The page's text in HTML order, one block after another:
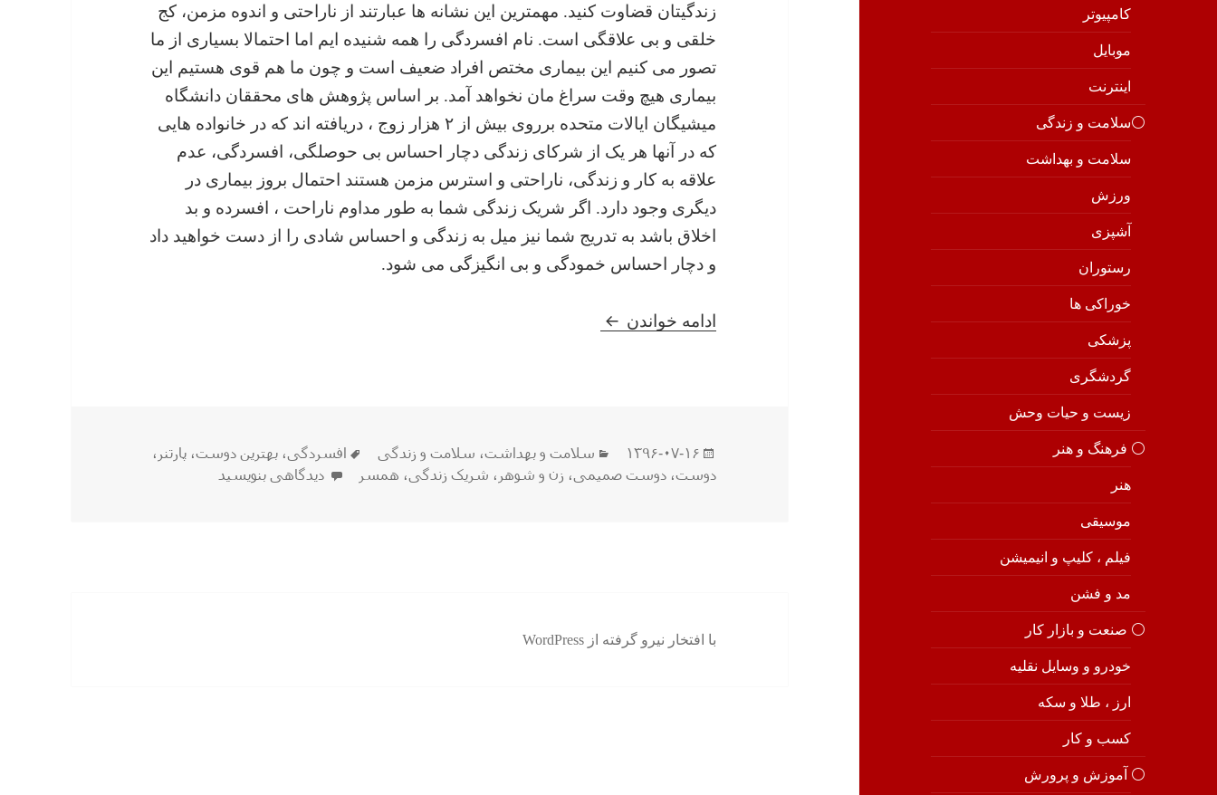
کامپیوتر
موبایل
اینترنت
⚪️سلامت و زندگی
سلامت و بهداشت
ورزش
آشپزی
رستوران
خوراکی ها
پزشکی
گردشگری
زیست و حیات وحش
⚪️ فرهنگ و هنر
هنر
موسیقی
فیلم ، کلیپ و انیمیشن
مد و فشن
⚪️ صنعت و بازار کار
خودرو و وسایل نقلیه
ارز ، طلا و سکه
کسب و کار
⚪️ آموزش و پرورش
زندگیتان قضاوت کنید. مهمترین این نشانه ها عبارتند از ناراحتی و اندوه مزمن، کج
خلقی و بی علاقگی است. نام افسردگی را همه شنیده ایم اما احتمالا بسیاری از ما
تصور می کنیم این بیماری مختص افراد ضعیف است و چون ما هم قوی هستیم این
بیماری هیچ وقت سراغ مان نخواهد آمد. بر اساس پژوهش های محققان دانشگاه
میشیگان ایالات متحده برروی بیش از ۲ هزار زوج ، دریافته اند که در خانواده هایی
که در آنها هر یک از شرکای زندگی دچار احساس بی حوصلگی، افسردگی، عدم
علاقه به کار و زندگی، ناراحتی و استرس مزمن هستند احتمال بروز بیماری در
دیگری وجود دارد. اگر شریک زندگی شما به طور مداوم ناراحت ، افسرده و بد
اخلاق باشد به تدریج شما نیز میل به زندگی و احساس شادی را از دست خواهید داد
و دچار احساس خمودگی و بی انگیزگی می شود.
ادامه خواندن با افسردگی دوست و یا شریک زندگیم چه کنم؟
ارسال
شده
۱۳۹۶-۰۷-۱۶ دسته‌ها
سلامت و بهداشت، سلامت و زندگی برچسب‌ها
افسردگی،بهترین دوست،پارتنر ،
دوست،دوست صمیمی، زن و شوهر ، شریک زندگی، همسر برای با افسردگی دوست و یا شریک زندگیم چه کنم؟
دیدگاهی بنویسید
با افتخار نیرو گرفته از WordPress